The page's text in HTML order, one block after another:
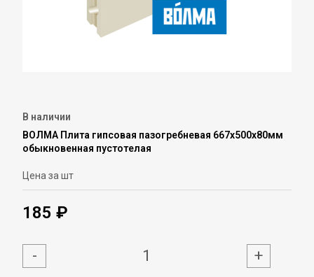
В наличии
ВОЛМА Плита гипсовая пазогребневая 667х500х80мм
обыкновенная пустотелая
Цена за шт
185 ₽
- +